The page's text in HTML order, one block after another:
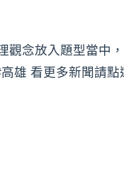
觀念放入題型當
雄 看更多新聞請